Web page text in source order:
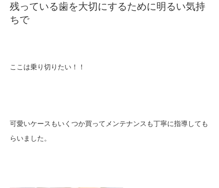
残っている歯を大切にするために明るい気持
ちで
ここは乗り切りたい！！
可愛いケースもいくつか買ってメンテナンスも丁寧に指導しても
らいました。